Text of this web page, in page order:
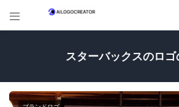

スターバックスのロ